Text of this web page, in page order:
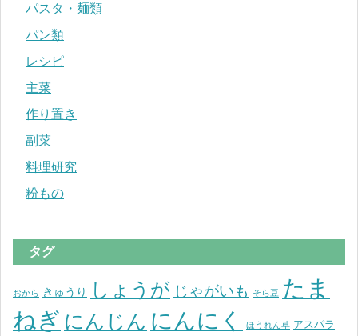
パスタ・麺類
パン類
レシピ
主菜
作り置き
副菜
料理研究
粉もの
タグ
おから きゅうり しょうが じゃがいも そら豆 たま
ねぎ にんじん にんにく ほうれん草 アスパラ